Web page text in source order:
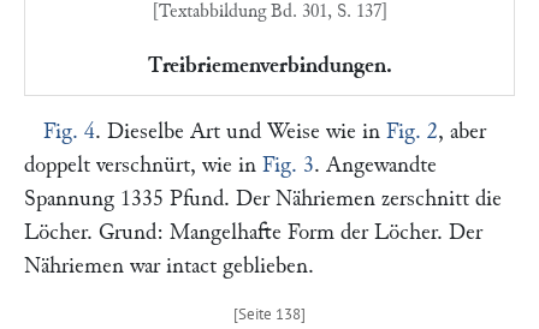
[Textabbildung Bd. 301, S. 137]
Treibriemenverbindungen.
Fig. 4. Dieselbe Art und Weise wie in Fig. 2, aber
doppelt verschnürt, wie in Fig. 3. Angewandte
Spannung 1335 Pfund. Der Nähriemen zerschnitt die
Löcher. Grund: Mangelhafte Form der Löcher. Der
Nähriemen war intact geblieben.